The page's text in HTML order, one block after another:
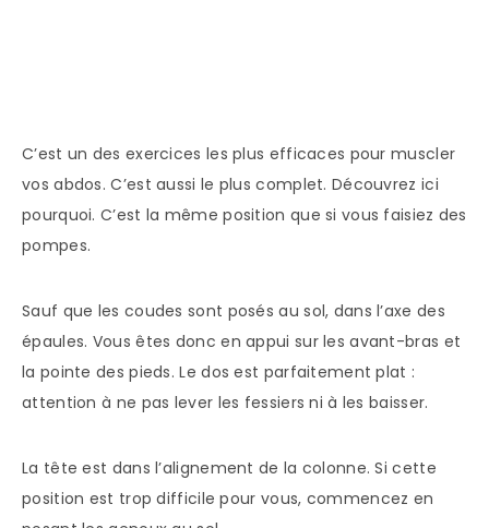
C’est un des exercices les plus efficaces pour muscler
vos abdos. C’est aussi le plus complet. Découvrez ici
pourquoi. C’est la même position que si vous faisiez des
pompes.
Sauf que les coudes sont posés au sol, dans l’axe des
épaules. Vous êtes donc en appui sur les avant-bras et
la pointe des pieds. Le dos est parfaitement plat :
attention à ne pas lever les fessiers ni à les baisser.
La tête est dans l’alignement de la colonne. Si cette
position est trop difficile pour vous, commencez en